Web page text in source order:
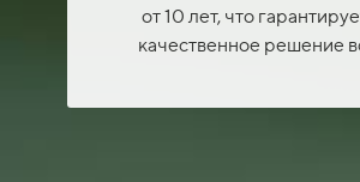
от 10 лет, что
качественное решение